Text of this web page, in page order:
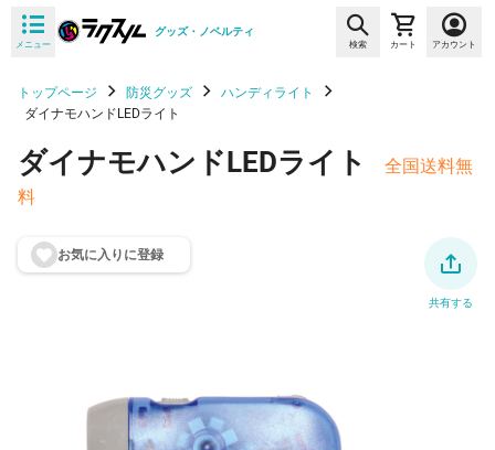
メニュー
グッズ・ノベルティ
検索 カート アカウント
トップページ 防災グッズ
ハンディライト
ダイナモハンドLEDライト
ダイナモハンドLEDライト
全国送料無
料
お気に入りに登録
共有する